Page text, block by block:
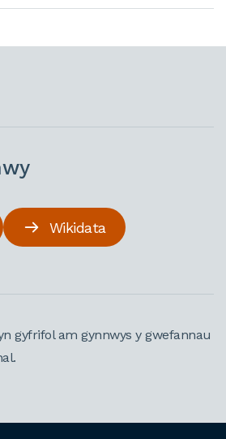
Wikidata
gyfrifol am gynnwys y gwefannau